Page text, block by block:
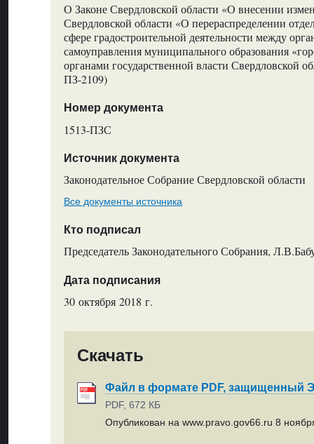
О Законе Свердловской области «О внесении
Свердловской области «О перераспределении
сфере градостроительной деятельности между
самоуправления муниципального образования
органами государственной власти Свердловской
ПЗ-2109)
Номер документа
1513-ПЗС
Источник документа
Законодательное Собрание Свердловской области
Все документы источника
Кто подписал
Председатель Законодательного Собрания,
Дата подписания
30 октября 2018 г.
Скачать
Файл в формате PDF, защищенный
PDF, 672 КБ
Опубликован на www.pravo.gov66.ru 8